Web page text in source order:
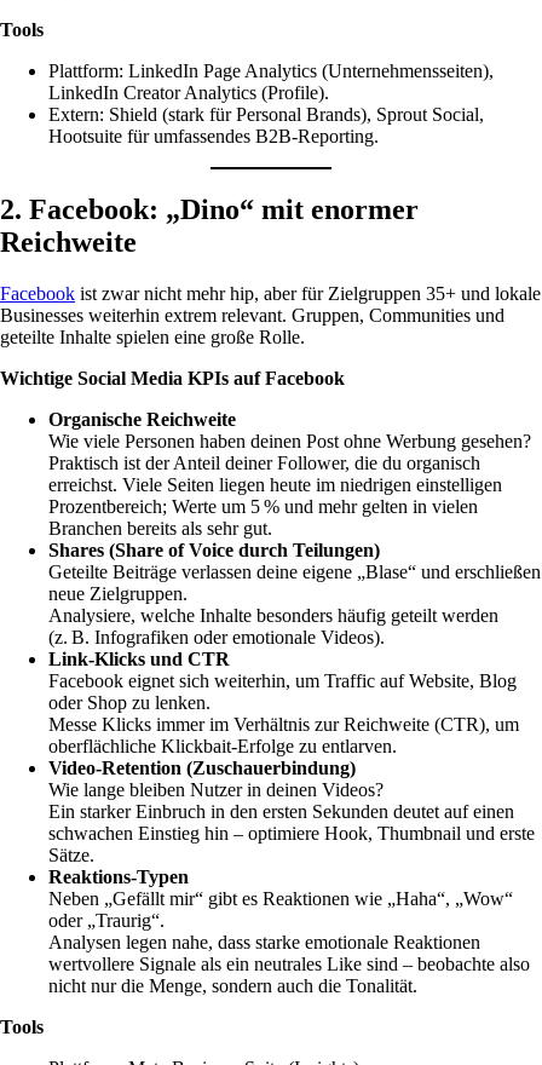
Tools
Plattform: LinkedIn Page Analytics (Unternehmensseiten),
LinkedIn Creator Analytics (Profile).
Extern: Shield (stark für Personal Brands), Sprout Social,
Hootsuite für umfassendes B2B-Reporting.
2. Facebook: „Dino“ mit enormer
Reichweite
Facebook ist zwar nicht mehr hip, aber für Zielgruppen 35+ und lokale
Businesses weiterhin extrem relevant. Gruppen, Communities und
geteilte Inhalte spielen eine große Rolle.
Wichtige Social Media KPIs auf Facebook
Organische Reichweite
Wie viele Personen haben deinen Post ohne Werbung gesehen?
Praktisch ist der Anteil deiner Follower, die du organisch
erreichst. Viele Seiten liegen heute im niedrigen einstelligen
Prozentbereich; Werte um 5 % und mehr gelten in vielen
Branchen bereits als sehr gut.
Shares (Share of Voice durch Teilungen)
Geteilte Beiträge verlassen deine eigene „Blase“ und erschließen
neue Zielgruppen.
Analysiere, welche Inhalte besonders häufig geteilt werden
(z. B. Infografiken oder emotionale Videos).
Link-Klicks und CTR
Facebook eignet sich weiterhin, um Traffic auf Website, Blog
oder Shop zu lenken.
Messe Klicks immer im Verhältnis zur Reichweite (CTR), um
oberflächliche Klickbait-Erfolge zu entlarven.
Video-Retention (Zuschauerbindung)
Wie lange bleiben Nutzer in deinen Videos?
Ein starker Einbruch in den ersten Sekunden deutet auf einen
schwachen Einstieg hin – optimiere Hook, Thumbnail und erste
Sätze.
Reaktions-Typen
Neben „Gefällt mir“ gibt es Reaktionen wie „Haha“, „Wow“
oder „Traurig“.
Analysen legen nahe, dass starke emotionale Reaktionen
wertvollere Signale als ein neutrales Like sind – beobachte also
nicht nur die Menge, sondern auch die Tonalität.
Tools